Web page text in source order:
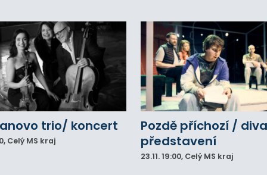
trio/ koncert
, Celý MS kraj
Pozdě příchozí /
představení
23.11.19:00, Celý MS kraj